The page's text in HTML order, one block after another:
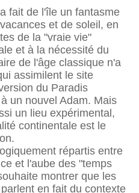
fait de l'île un fantasme
et de soleil, en
de la "vraie vie"
et à la nécessité du
de l'âge classique n'a
assimilent le site
du Paradis
un nouvel Adam. Mais
un lieu expérimental,
continentale est le
répartis entre
et l'aube des "temps
montrer que les
en fait du contexte